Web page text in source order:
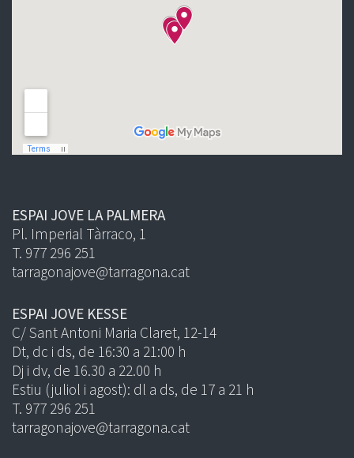
ESPAI JOVE LA PALMERA
Pl. Imperial Tàrraco, 1
T. 977 296 251
tarragonajove@tarragona.cat
ESPAI JOVE KESSE
C/ Sant Antoni Maria Claret, 12-14
Dt, dc i ds, de 16:30 a 21:00 h
Dj i dv, de 16.30 a 22.00 h
Estiu (juliol i agost): dl a ds, de 17 a 21 h
T. 977 296 251
tarragonajove@tarragona.cat